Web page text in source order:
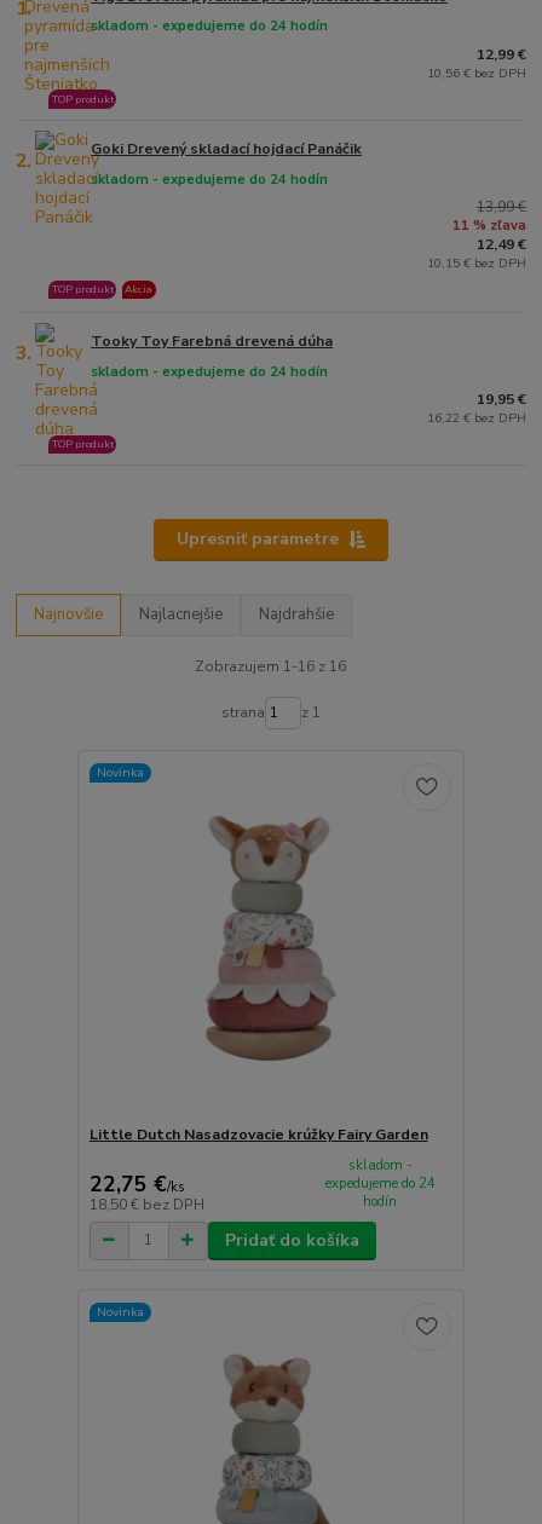
1.
skladom - expedujeme do 24 hodín
TOP produkt
12,99 €
10,56 € bez DPH
2. Goki Drevený skladací hojdací Panáčik
skladom - expedujeme do 24 hodín
TOP produkt Akcia
13,99 €
11 % zľava
12,49 €
10,15 € bez DPH
3. Tooky Toy Farebná drevená dúha
skladom - expedujeme do 24 hodín
TOP produkt
19,95 €
16,22 € bez DPH
Upresniť parametre
Najnovšie Najlacnejšie Najdrahšie
Zobrazujem 1-16 z 16
strana z 1
Novinka
Little Dutch Nasadzovacie krúžky Fairy Garden
22,75 €/ks
18,50 € bez DPH
skladom -
expedujeme do 24
hodín
Pridať do košíka
Novinka